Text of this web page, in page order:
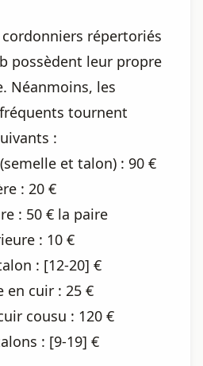
répertoriés
possèdent leur propre
Néanmoins, les
tournent
:
et talon) : 90 €
: 20 €
: 50 € la paire
: 10 €
: [12-20] €
en cuir : 25 €
cousu : 120 €
: [9-19] €